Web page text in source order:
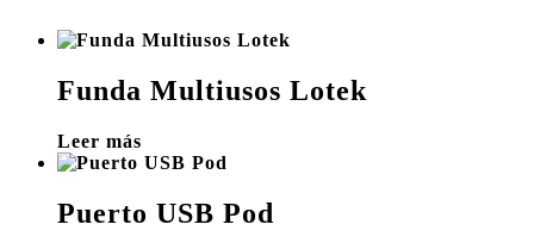
Funda Multiusos Lotek
Leer más
Puerto USB Pod